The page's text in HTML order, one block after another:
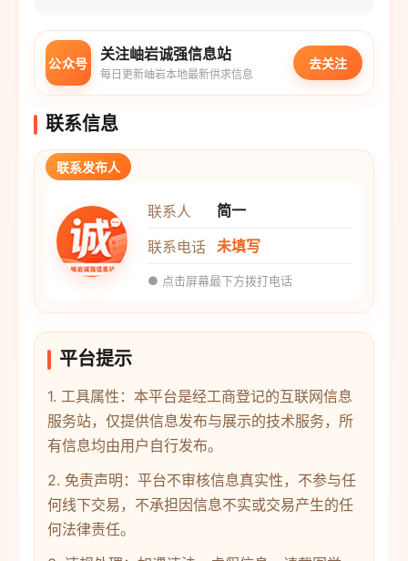
公众号
关注岫岩诚强信息站
每日更新岫岩本地最新供求信息
去关注
联系信息
联系发布人
联系人
简一
联系电话 未填写
● 点击屏幕最下方拨打电话
平台提示
1. 工具属性：本平台是经工商登记的互联网信息
服务站，仅提供信息发布与展示的技术服务，所
有信息均由用户自行发布。
2. 免责声明：平台不审核信息真实性，不参与任
何线下交易，不承担因信息不实或交易产生的任
何法律责任。